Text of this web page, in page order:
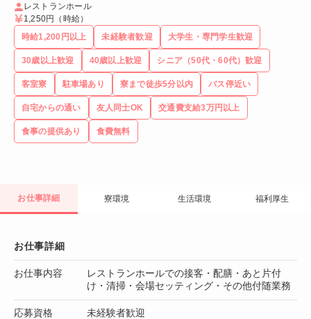
レストランホール
1,250円 （時給）
時給1,200円以上
未経験者歓迎 大学生・専門学生歓迎
30歳以上歓迎 40歳以上歓迎 シニア（50代・60代）歓迎
客室寮 駐車場あり 寮まで徒歩5分以内 バス停近い
自宅からの通い 友人同士OK 交通費支給3万円以上
食事の提供あり 食費無料
お仕事詳細 寮環境 生活環境 福利厚生
お仕事詳細
お仕事内容
レストランホールでの接客・配膳・あと片付
け・清掃・会場セッティング・その他付随業務
応募資格 未経験者歓迎